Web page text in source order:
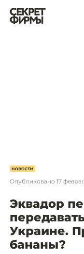
НОВОСТИ
Опубликовано 17
Эквадор
Украине.
бананы?